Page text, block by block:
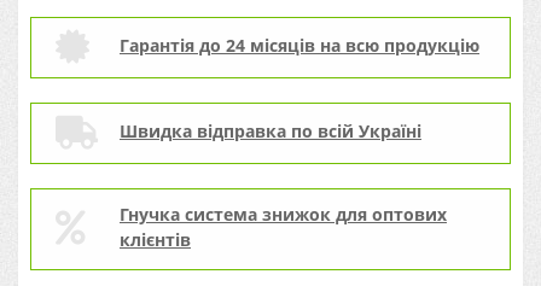
Гарантія до 24 місяців на всю продукцію
Швидка відправка по всій Україні
Гнучка система знижок для оптових
клієнтів